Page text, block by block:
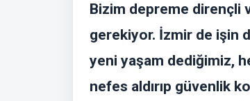
Bizim depreme dirençli
gerekiyor. İzmir de işin
yeni yaşam dediğimiz,
nefes aldırıp güvenlik